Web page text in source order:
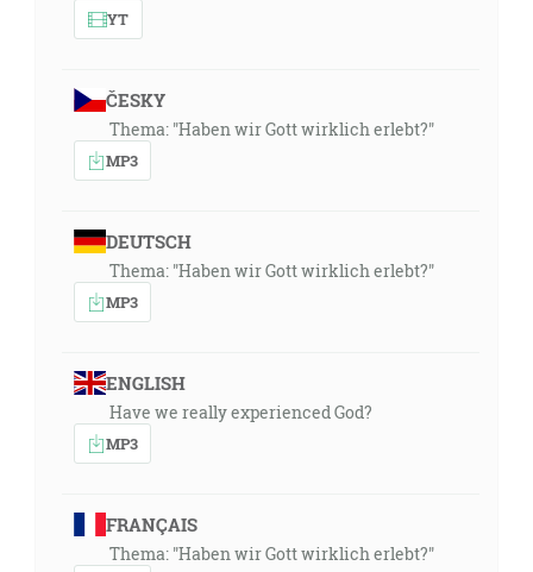
YT
ČESKY
Thema: "Haben wir Gott wirklich erlebt?"
MP3
DEUTSCH
Thema: "Haben wir Gott wirklich erlebt?"
MP3
ENGLISH
Have we really experienced God?
MP3
FRANÇAIS
Thema: "Haben wir Gott wirklich erlebt?"